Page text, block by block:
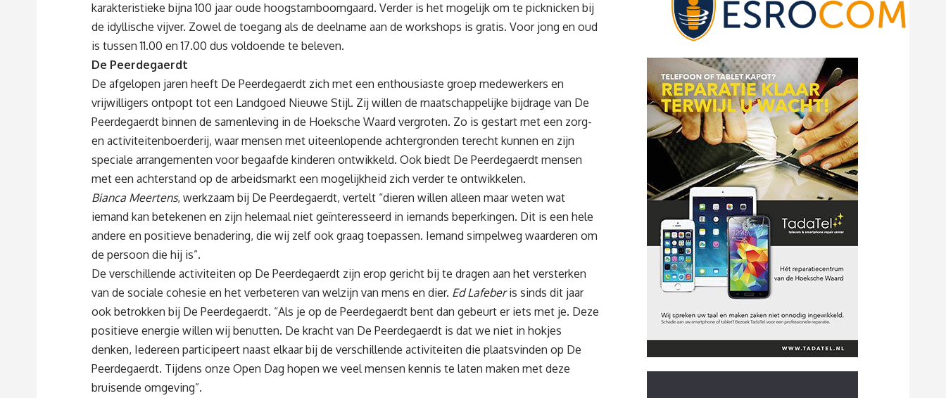
karakteristieke bijna 100 jaar oude hoogstamboomgaard. Verder is het mogelijk om te picknicken bij
de idyllische vijver. Zowel de toegang als de deelname aan de workshops is gratis. Voor jong en oud
is tussen 11.00 en 17.00 dus voldoende te beleven.
De Peerdegaerdt
De afgelopen jaren heeft De Peerdegaerdt zich met een enthousiaste groep medewerkers en
vrijwilligers ontpopt tot een Landgoed Nieuwe Stijl. Zij willen de maatschappelijke bijdrage van De
Peerdegaerdt binnen de samenleving in de Hoeksche Waard vergroten. Zo is gestart met een zorg-
en activiteitenboerderij, waar mensen met uiteenlopende achtergronden terecht kunnen en zijn
speciale arrangementen voor begaafde kinderen ontwikkeld. Ook biedt De Peerdegaerdt mensen
met een achterstand op de arbeidsmarkt een mogelijkheid zich verder te ontwikkelen.
Bianca Meertens, werkzaam bij De Peerdegaerdt, vertelt “dieren willen alleen maar weten wat
iemand kan betekenen en zijn helemaal niet geïnteresseerd in iemands beperkingen. Dit is een hele
andere en positieve benadering, die wij zelf ook graag toepassen. Iemand simpelweg waarderen om
de persoon die hij is”.
De verschillende activiteiten op De Peerdegaerdt zijn erop gericht bij te dragen aan het versterken
van de sociale cohesie en het verbeteren van welzijn van mens en dier. Ed Lafeberis sinds dit jaar
ook betrokken bij De Peerdegaerdt. “Als je op de Peerdegaerdt bent dan gebeurt er iets met je. Deze
positieve energie willen wij benutten. De kracht van De Peerdegaerdt is dat we niet in hokjes
denken, Iedereen participeert naast elkaar bij de verschillende activiteiten die plaatsvinden op De
Peerdegaerdt. Tijdens onze Open Dag hopen we veel mensen kennis te laten maken met deze
bruisende omgeving”.